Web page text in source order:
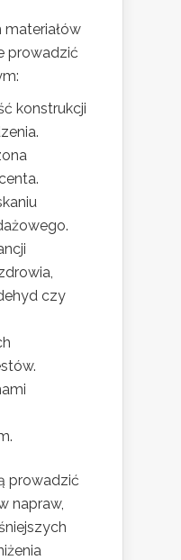
prowadzić
konstrukcji
czy
prowadzić
napraw,